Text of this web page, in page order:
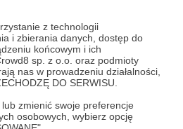
z technologii
i zbierania danych, dostęp do
końcowym i ich
sp. z o.o. oraz podmioty
nas w prowadzeniu działalności,
DO SERWISU.
zmienić swoje preferencje
osobowych, wybierz opcję
podcast #85
ANSIN, osobista stylistka i
od lat uczy, że szafa nie musi być
wypchana trendującymi